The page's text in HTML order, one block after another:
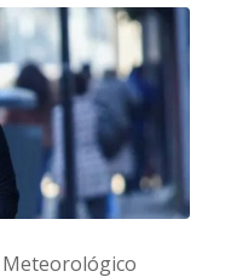
Meteorológico